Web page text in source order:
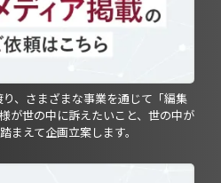
、さまざまな事業を通じて「編集
が世の中に訴えたいこと、世の中が
まえて企画立案します。